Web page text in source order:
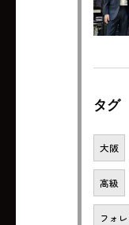
タグ
大阪
高級
フォ